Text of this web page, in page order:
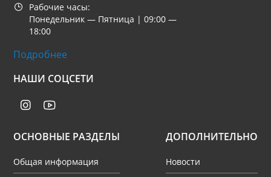
Рабочие часы:
Понедельник — Пятница | 09:00 —
18:00
Подробнее
НАШИ СОЦСЕТИ
ОСНОВНЫЕ РАЗДЕЛЫ
Общая информация
ДОПОЛНИТЕЛЬНО
Новости